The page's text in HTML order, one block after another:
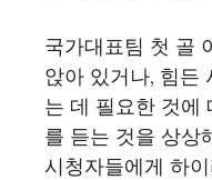
국가대표팀 첫 골
앉아 있거나, 힘든
는 데 필요한 것에
를 듣는 것을 상상
시청자들에게 하